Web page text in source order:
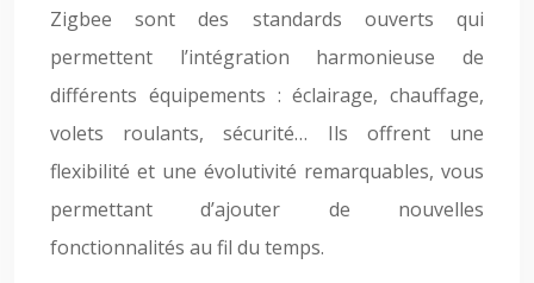
Zigbee sont des standards ouverts qui
permettent l’intégration harmonieuse de
différents équipements : éclairage, chauffage,
volets roulants, sécurité… Ils offrent une
flexibilité et une évolutivité remarquables, vous
permettant d’ajouter de nouvelles
fonctionnalités au fil du temps.